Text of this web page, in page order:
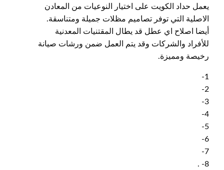
يعمل حداد الكويت على اختيار النوعيات من المعادن
الاصلية التي توفر تصاميم مظلات جميلة ومتناسقة.
أيضا اصلاح اي عطل قد يطال المقتنيات المعدنية
للأفراد والشركات وقد يتم العمل ضمن ورشات صيانة
رخيصة ومميزة.
1-
2-
3-
4-
5-
6-
7-
8- .